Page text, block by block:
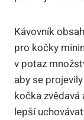
Kávovník
pro kočky
v potaz
aby se
kočka
lepší